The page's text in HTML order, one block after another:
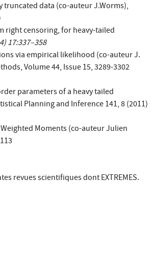
data (co-auteur J.Worms),
right censoring, for heavy-tailed
17:337–358
via empirical likelihood (co-auteur J.
Volume 44, Issue 15, 3289-3302
parameters of a heavy tailed
Planning and Inference 141, 8 (2011)
Moments (co-auteur Julien
revues scientifiques dont EXTREMES.